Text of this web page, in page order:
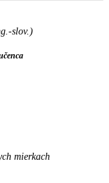
slov.)
mierkach